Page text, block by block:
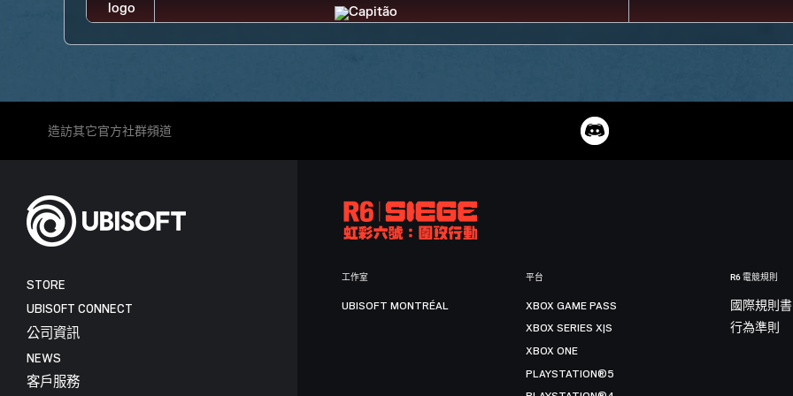
造訪其它官方社群頻道
STORE
UBISOFT CONNECT
公司資訊
NEWS
客戶服務
工作室
UBISOFT MONTRÉAL
平台
XBOX GAME PASS
XBOX SERIES X|S
XBOX ONE
PLAYSTATION®5
R6 電競規則
國際規則書
行為準則